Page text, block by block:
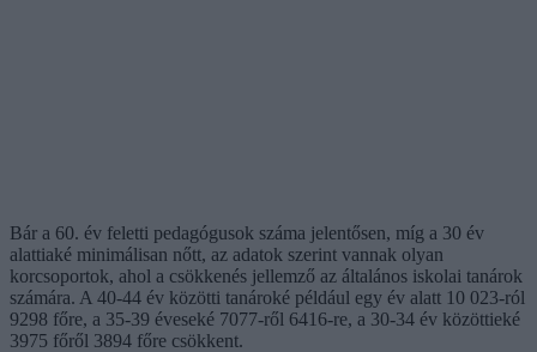
Bár a 60. év feletti pedagógusok száma jelentősen, míg a 30 év
alattiaké minimálisan nőtt, az adatok szerint vannak olyan
korcsoportok, ahol a csökkenés jellemző az általános iskolai tanárok
számára. A 40-44 év közötti tanároké például egy év alatt 10 023-ról
9298 főre, a 35-39 éveseké 7077-ről 6416-re, a 30-34 év közöttieké
3975 főről 3894 főre csökkent.